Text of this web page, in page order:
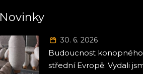
Novinky
30. 6. 2026
Budoucnost
střední Evropě: Vydali